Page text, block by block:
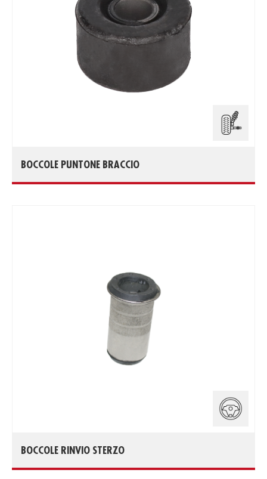
BOCCOLE PUNTONE BRACCIO
BOCCOLE RINVIO STERZO